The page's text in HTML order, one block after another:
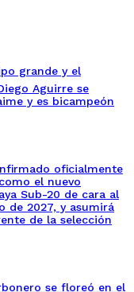
grande y el
Aguirre se
y es bicampeón
oficialmente
el nuevo
Sub-20 de cara al
de 2027, y asumirá
de la selección
se floreó en el